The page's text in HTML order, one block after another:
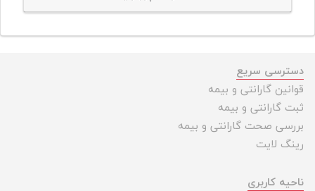
دسترسی سریع
قوانین گارانتی و بیمه
ثبت گارانتی و بیمه
بررسی صحت گارانتی و بیمه
رینگ لایت
ناحیه کاربری